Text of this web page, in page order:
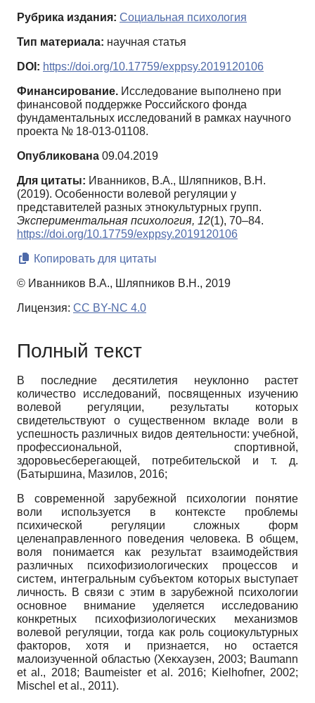
Рубрика издания: Социальная психология
Тип материала: научная статья
DOI: https://doi.org/10.17759/exppsy.2019120106
Финансирование. Исследование выполнено при
финансовой поддержке Российского фонда
фундаментальных исследований в рамках научного
проекта № 18-013-01108.
Опубликована 09.04.2019
Для цитаты: Иванников, В.А., Шляпников, В.Н.
(2019). Особенности волевой регуляции у
представителей разных этнокультурных групп.
Экспериментальная психология, 12(1), 70–84.
https://doi.org/10.17759/exppsy.2019120106
Копировать для цитаты
© Иванников В.А., Шляпников В.Н., 2019
Лицензия: CC BY-NC 4.0
Полный текст
В последние десятилетия неуклонно растет
количество исследований, посвященных изучению
волевой регуляции, результаты которых
свидетельствуют о существенном вкладе воли в
успешность различных видов деятельности: учебной,
профессиональной, спортивной,
здоровьесберегающей, потребительской и т. д.
(Батыршина, Мазилов, 2016;
В современной зарубежной психологии понятие
воли используется в контексте проблемы
психической регуляции сложных форм
целенаправленного поведения человека. В общем,
воля понимается как результат взаимодействия
различных психофизиологических процессов и
систем, интегральным субъектом которых выступает
личность. В связи с этим в зарубежной психологии
основное внимание уделяется исследованию
конкретных психофизиологических механизмов
волевой регуляции, тогда как роль социокультурных
факторов, хотя и признается, но остается
малоизученной областью (Хекхаузен, 2003; Baumann
et al., 2018; Baumeister et al. 2016; Kielhofner, 2002;
Mischel et al., 2011).